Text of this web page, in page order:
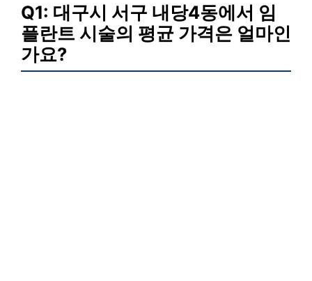
Q1: 대구시 서구 내당4동에서 임
플란트 시술의 평균 가격은 얼마인
가요?